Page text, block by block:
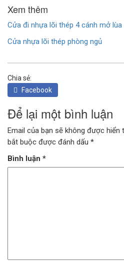
Xem thêm
Cửa đi nhựa lõi thép 4 cánh mở lùa
Cửa nhựa lõi thép phòng ngủ
Chia sẻ:
Facebook
Để lại một bình luận
Email của bạn sẽ không được hiển
bắt buộc được đánh dấu *
Bình luận *